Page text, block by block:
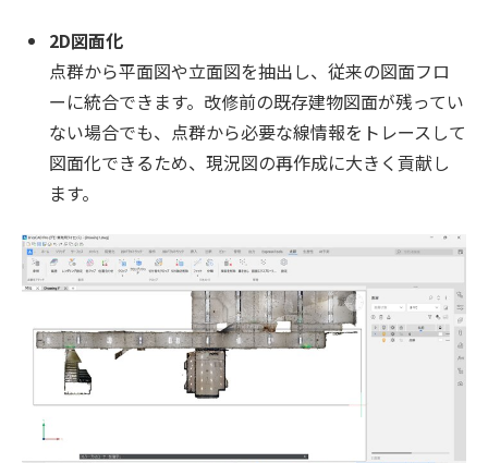
2D図面化
点群から平面図や立面図を抽出し、従来の図面フロ
ーに統合できます。改修前の既存建物図面が残ってい
ない場合でも、点群から必要な線情報をトレースして
図面化できるため、現況図の再作成に大きく貢献し
ます。